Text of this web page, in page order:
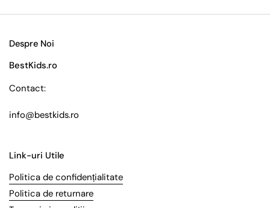
Despre Noi
BestKids.ro
Contact:
info@bestkids.ro
Link-uri Utile
Politica de confidențialitate
Politica de returnare